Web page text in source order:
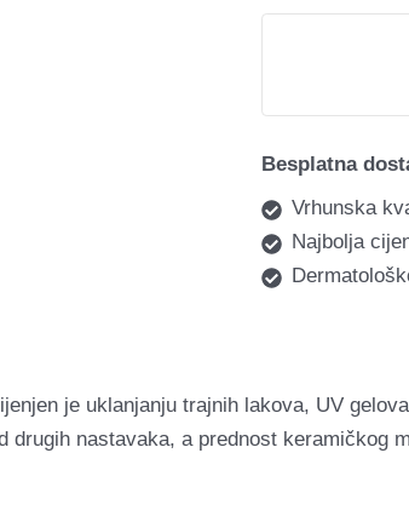
Besplatna
Vrhunska
Najbolja
je uklanjanju trajnih lakova, UV
nastavaka, a prednost keramičkog